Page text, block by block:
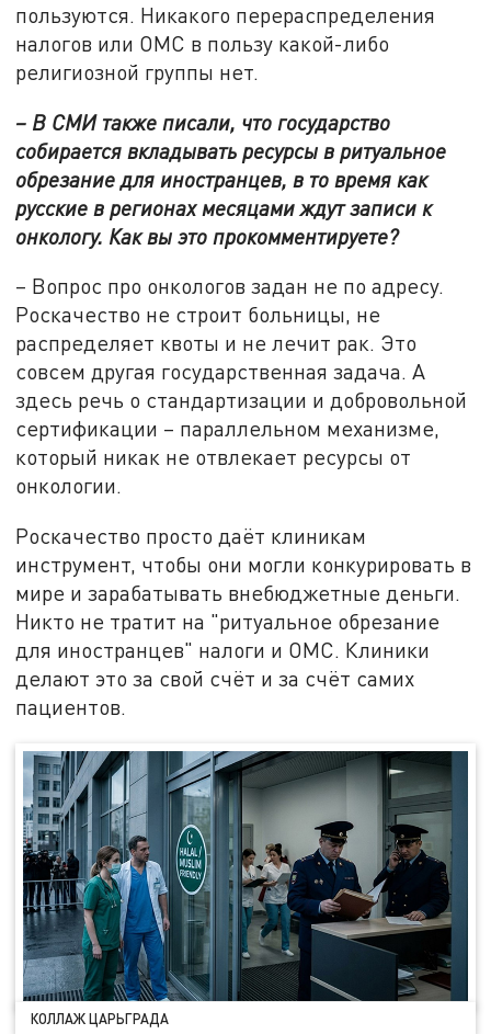
пользуются. Никакого перераспределения
налогов или ОМС в пользу какой-либо
религиозной группы нет.
– В СМИ также писали, что государство
собирается вкладывать ресурсы в ритуальное
обрезание для иностранцев, в то время как
русские в регионах месяцами ждут записи к
онкологу. Как вы это прокомментируете?
– Вопрос про онкологов задан не по адресу.
Роскачество не строит больницы, не
распределяет квоты и не лечит рак. Это
совсем другая государственная задача. А
здесь речь о стандартизации и добровольной
сертификации – параллельном механизме,
который никак не отвлекает ресурсы от
онкологии.
Роскачество просто даёт клиникам
инструмент, чтобы они могли конкурировать в
мире и зарабатывать внебюджетные деньги.
Никто не тратит на "ритуальное обрезание
для иностранцев" налоги и ОМС. Клиники
делают это за свой счёт и за счёт самих
пациентов.
КОЛЛАЖ ЦАРЬГРАДА